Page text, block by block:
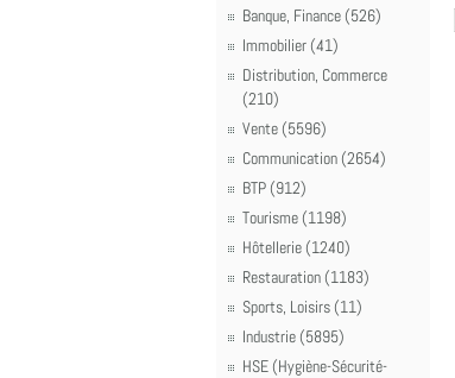
Banque, Finance (526)
Immobilier (41)
Distribution, Commerce
(210)
Vente (5596)
Communication (2654)
BTP (912)
Tourisme (1198)
Hôtellerie (1240)
Restauration (1183)
Sports, Loisirs (11)
Industrie (5895)
HSE (Hygiène-Sécurité-